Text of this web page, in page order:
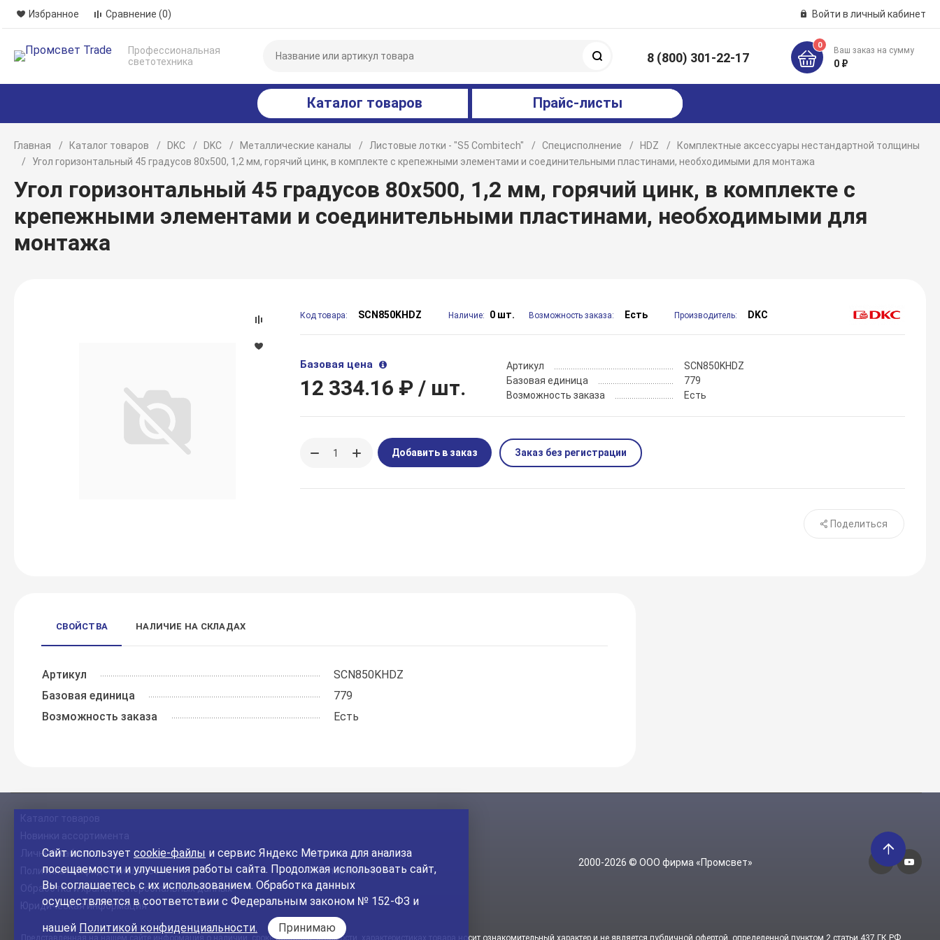
Избранное Сравнение (0) Войти в личный кабинет
Профессиональная
светотехника
8 (800) 301-22-17
0
Ваш заказ на сумму
0 ₽
Каталог товаров Прайс-листы
Главная Каталог товаров DKC DKC Металлические каналы Листовые лотки - "S5 Combitech" Специсполнение HDZ
Комплектные аксессуары нестандартной толщины
Угол горизонтальный 45 градусов 80х500, 1,2 мм, горячий цинк, в комплекте с крепежными элементами и соединительными пластинами, необходимыми для монтажа
Угол горизонтальный 45 градусов 80х500, 1,2 мм, горячий цинк, в комплекте с
крепежными элементами и соединительными пластинами, необходимыми для
монтажа
Код товара: SCN850KHDZ Наличие: 0 шт. Возможность заказа: Есть Производитель: DKC
Базовая цена
12 334.16 ₽ / шт.
Артикул
SCN850KHDZ
Базовая единица
779
Возможность заказа
Есть
Добавить в заказ Заказ без регистрации
Поделиться
СВОЙСТВА НАЛИЧИЕ НА СКЛАДАХ
Артикул
SCN850KHDZ
Базовая единица
779
Возможность заказа
Есть
Каталог товаров
Новинки ассортимента
Личный кабинет
Политика конфиденциальности
Обработка и хранение персональных данных
Юридическая информация
Контакты
На главный сайт
2000-2026 © ООО фирма «Промсвет»
Сайт использует cookie-файлы и сервис Яндекс Метрика для анализа
посещаемости и улучшения работы сайта. Продолжая использовать сайт,
Вы соглашаетесь с их использованием. Обработка данных
осуществляется в соответствии с Федеральным законом № 152-ФЗ и
нашей Политикой конфиденциальности. Принимаю